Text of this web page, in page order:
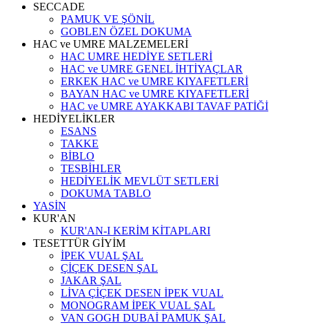
SECCADE
PAMUK VE ŞÖNİL
GOBLEN ÖZEL DOKUMA
HAC ve UMRE MALZEMELERİ
HAC UMRE HEDİYE SETLERİ
HAC ve UMRE GENEL İHTİYAÇLAR
ERKEK HAC ve UMRE KIYAFETLERİ
BAYAN HAC ve UMRE KIYAFETLERİ
HAC ve UMRE AYAKKABI TAVAF PATİĞİ
HEDİYELİKLER
ESANS
TAKKE
BİBLO
TESBİHLER
HEDİYELİK MEVLÜT SETLERİ
DOKUMA TABLO
YASİN
KUR'AN
KUR'AN-I KERİM KİTAPLARI
TESETTÜR GİYİM
İPEK VUAL ŞAL
ÇİÇEK DESEN ŞAL
JAKAR ŞAL
LİVA ÇİÇEK DESEN İPEK VUAL
MONOGRAM İPEK VUAL ŞAL
VAN GOGH DUBAİ PAMUK ŞAL